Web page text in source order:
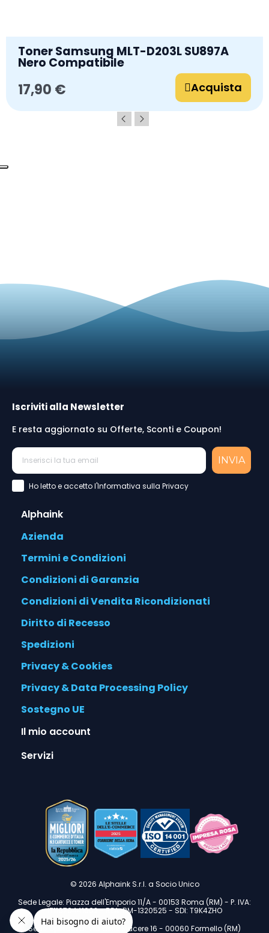
Toner Samsung MLT-D203L SU897A
Nero Compatibile
17,90 € Acquista
Iscriviti alla Newsletter
E resta aggiornato su Offerte, Sconti e Coupon!
INVIA
Accettazione Privacy Policy
Ho letto e accetto l'Informativa sulla Privacy
Alphaink
Azienda
Termini e Condizioni
Condizioni di Garanzia
Condizioni di Vendita Ricondizionati
Diritto di Recesso
Spedizioni
Privacy & Cookies
Privacy & Data Processing Policy
Sostegno UE
Il mio account
Servizi
© 2026 Alphaink S.r.l. a Socio Unico
Sede Legale: Piazza dell'Emporio 11/A - 00153 Roma (RM) - P. IVA:
IT11670441002 - REA: RM-1320525 - SDI: T9K4ZHO
Sede Operativa: Via delle Macere 16 - 00060 Formello (RM)